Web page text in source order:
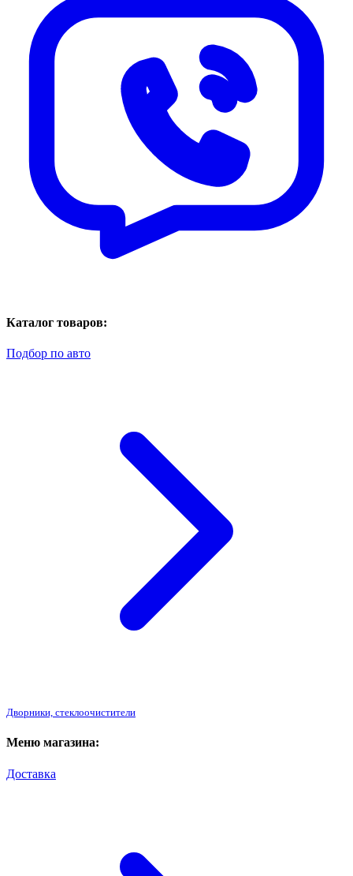
Каталог товаров:
Подбор по авто
Дворники, стеклоочистители
Меню магазина:
Доставка